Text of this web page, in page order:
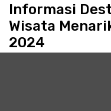
Informasi
Wisata
2024